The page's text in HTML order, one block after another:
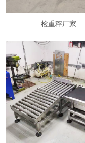
检重秤厂家